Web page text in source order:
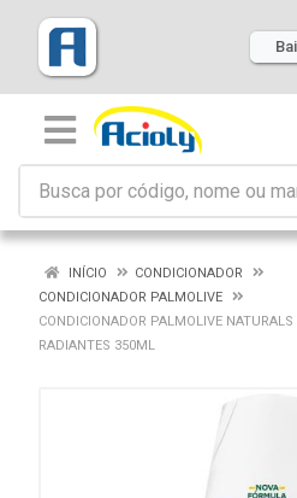
INÍCIO
CONDICIONADOR
CONDICIONADOR PALMOLIVE
CONDICIONADOR PALMOLIVE NATURALS
RADIANTES 350ML